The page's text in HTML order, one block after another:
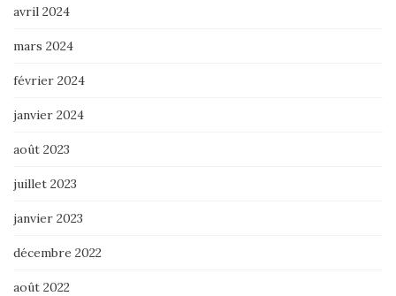
avril 2024
mars 2024
février 2024
janvier 2024
août 2023
juillet 2023
janvier 2023
décembre 2022
août 2022